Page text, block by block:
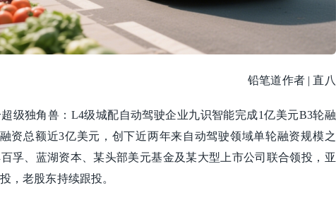
铅笔道作者 | 直八
级独角兽：L4级城配自动驾驶企业九识智能完成1亿美元B3轮融
资总额近3亿美元，创下近两年来自动驾驶领域单轮融资规模之
孚、蓝湖资本、某头部美元基金及某大型上市公司联合领投，亚
，老股东持续跟投。